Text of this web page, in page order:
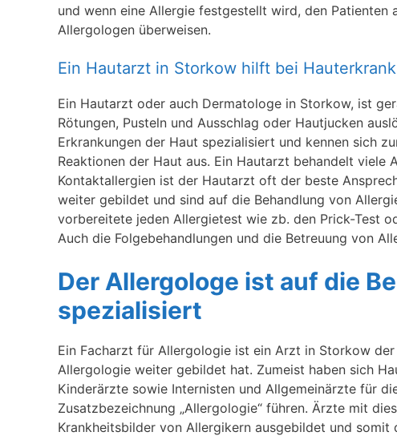
und wenn eine Allergie festgestellt wird, den
Allergologen überweisen.
Ein Hautarzt in Storkow hilft bei
Ein Hautarzt oder auch Dermatologe in Storkow, ist
Rötungen, Pusteln und Ausschlag oder Hautjucken
Erkrankungen der Haut spezialisiert und kennen sich
Reaktionen der Haut aus. Ein Hautarzt behandelt
Kontaktallergien ist der Hautarzt oft der beste
weiter gebildet und sind auf die Behandlung von
vorbereitete jeden Allergietest wie zb. den Prick-Test
Auch die Folgebehandlungen und die Betreuung von
Der Allergologe ist auf die
spezialisiert
Ein Facharzt für Allergologie ist ein Arzt in Storkow
Allergologie weiter gebildet hat. Zumeist haben sich
Kinderärzte sowie Internisten und Allgemeinärzte für
Zusatzbezeichnung „Allergologie“ führen. Ärzte mit
Krankheitsbilder von Allergikern ausgebildet und